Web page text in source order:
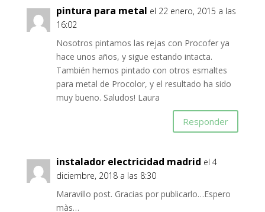
pintura para metal el 22 enero, 2015 a las
16:02
Nosotros pintamos las rejas con Procofer ya
hace unos años, y sigue estando intacta.
También hemos pintado con otros esmaltes
para metal de Procolor, y el resultado ha sido
muy bueno. Saludos! Laura
Responder
instalador electricidad madrid el 4
diciembre, 2018 a las 8:30
Maravillo post. Gracias por publicarlo…Espero
màs…